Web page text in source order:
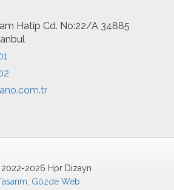
Hatip Cd. No:22/A 34885
2026 Hpr Dizayn
Gözde Web